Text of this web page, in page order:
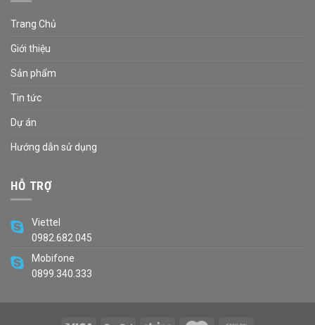
Trang Chủ
Giới thiệu
Sản phẩm
Tin tức
Dự án
Hướng dẫn sử dụng
HỖ TRỢ
Viettel
0982.682.045
Mobifone
0899.340.333